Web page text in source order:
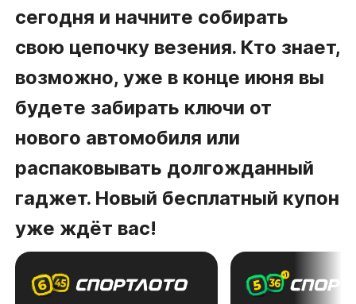
сегодня и начните собирать
свою цепочку везения. Кто знает,
возможно, уже в конце июня вы
будете забирать ключи от
нового автомобиля или
распаковывать долгожданный
гаджет. Новый бесплатный купон
уже ждёт вас!